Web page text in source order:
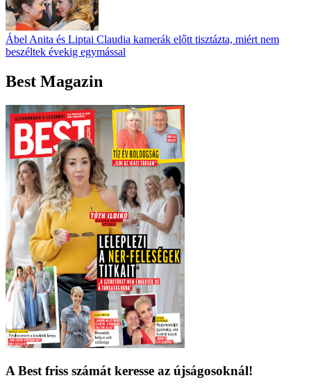
Ábel Anita és Liptai Claudia kamerák előtt tisztázta, miért nem
beszéltek évekig egymással
Best Magazin
A Best friss számát keresse az újságosoknál!